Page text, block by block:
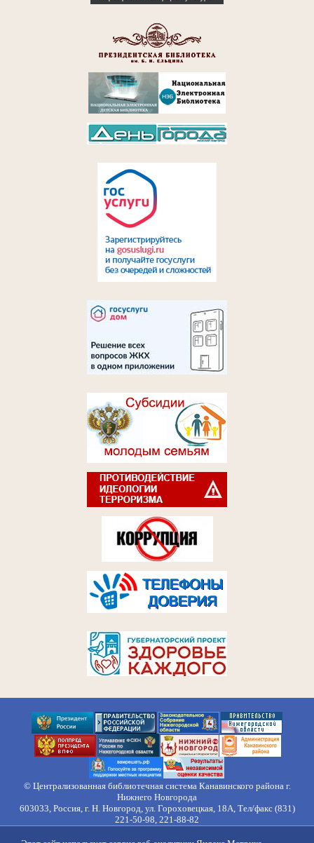
© Централизованная библиотечная система Канавинского района г.
Нижнего Новгорода
603033, Россия, г. Н. Новгород, ул. Гороховецкая, 18А, Тел/факс (831)
221-50-98, 221-88-82